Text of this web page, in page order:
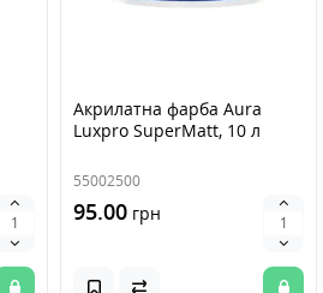
Акрилатна фарба Aura
Luxpro SuperMatt, 10 л
55002500
95.00 грн